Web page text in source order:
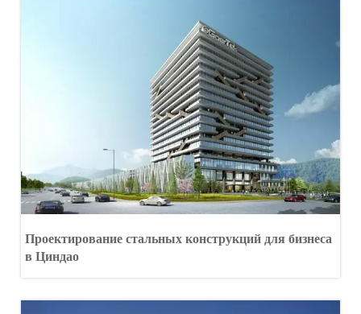
Проектирование стальных конструкций для бизнеса
в Циндао